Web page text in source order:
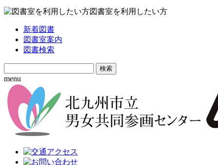
図書室を利用したい方
新着図書
図書室案内
図書検索
Search
for:
menu